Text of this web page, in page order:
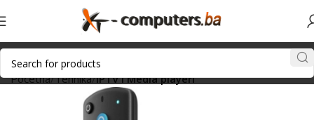
Početna Tehnika IPTV i Media playeri